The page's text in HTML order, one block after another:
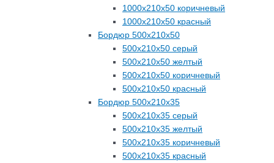
1000х210х50 коричневый
1000х210х50 красный
Бордюр 500х210х50
500х210х50 серый
500х210х50 желтый
500х210х50 коричневый
500х210х50 красный
Бордюр 500х210х35
500х210х35 серый
500х210х35 желтый
500х210х35 коричневый
500х210х35 красный